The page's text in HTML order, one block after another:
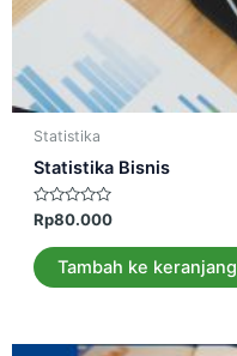
Statistika
Statistika Bisnis
Dinilai
dari
5
Rp80.000
Tambah ke keranjang